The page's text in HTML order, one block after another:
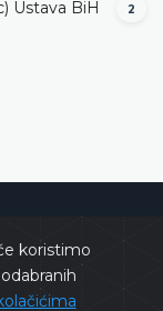
koristimo
Ustava BiH 2